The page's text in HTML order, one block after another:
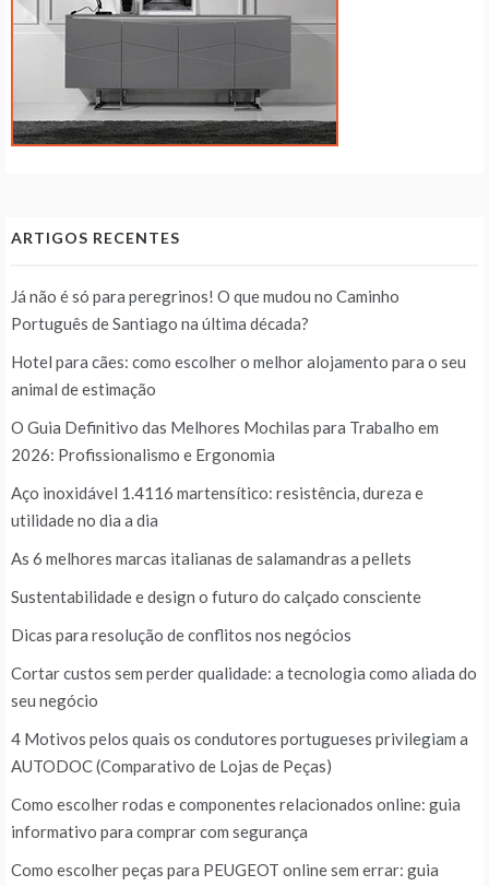
ARTIGOS RECENTES
Já não é só para peregrinos! O que mudou no Caminho
Português de Santiago na última década?
Hotel para cães: como escolher o melhor alojamento para o seu
animal de estimação
O Guia Definitivo das Melhores Mochilas para Trabalho em
2026: Profissionalismo e Ergonomia
Aço inoxidável 1.4116 martensítico: resistência, dureza e
utilidade no dia a dia
As 6 melhores marcas italianas de salamandras a pellets
Sustentabilidade e design o futuro do calçado consciente
Dicas para resolução de conflitos nos negócios
Cortar custos sem perder qualidade: a tecnologia como aliada do
seu negócio
4 Motivos pelos quais os condutores portugueses privilegiam a
AUTODOC (Comparativo de Lojas de Peças)
Como escolher rodas e componentes relacionados online: guia
informativo para comprar com segurança
Como escolher peças para PEUGEOT online sem errar: guia